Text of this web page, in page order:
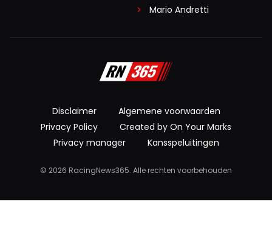
Mario Andretti
Disclaimer
Algemene voorwaarden
Privacy Policy
Created by On Your Marks
Privacy manager
Kansspeluitingen
© 2026 RacingNews365. Alle rechten voorbehouden